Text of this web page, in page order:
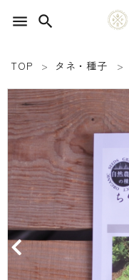
menu search
SEED 植物のタネ
PLANT 植物
MATERIAL 資材
OTHER 雑貨
FOOD 食品
TOP タネ・種子